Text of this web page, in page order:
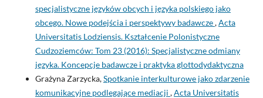
specjalistyczne języków obcych i języka polskiego jako
obcego. Nowe podejścia i perspektywy badawcze,Acta
Universitatis Lodziensis. Kształcenie Polonistyczne
Cudzoziemców: Tom 23 (2016): Specjalistyczne odmiany
języka. Koncepcje badawcze i praktyka glottodydaktyczna
Grażyna Zarzycka,Spotkanie interkulturowe jako zdarzenie
komunikacyjne podlegające mediacji ,Acta Universitatis